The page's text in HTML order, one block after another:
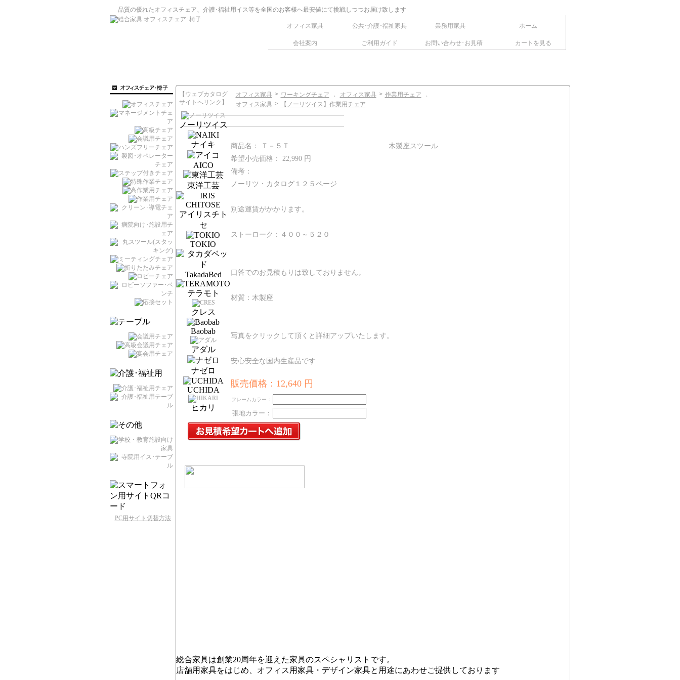
品質の優れたオフィスチェア、介護･福祉用イス等を全国のお客様へ最安値にて挑戦しつつお届け致します
オフィス家具 公共･介護･福祉家具 業務用家具 ホーム
会社案内 ご利用ガイド お問い合わせ･お見積 カートを見る
PC用サイト切替方法
【ウェブカタログ
サイトへリンク】
ノーリツイス
ナイキ
AICO
東洋工芸
アイリスチト
セ
TOKIO
TakadaBed
テラモト
クレス
Baobab
アダル
ナゼロ
UCHIDA
ヒカリ
オフィス家具 > ワーキングチェア , オフィス家具 > 作業用チェア
,
オフィス家具 > 【ノーリツイス】作業用チェア
商品名： Ｔ－５Ｔ 木製座スツール
希望小売価格： 22,990 円
備考：
ノーリツ・カタログ１２５ページ
別途運賃がかかります。
ストーローク：４００～５２０
口答でのお見積もりは致しておりません。
材質：木製座
写真をクリックして頂くと詳細アップいたします。
安心安全な国内生産品です
販売価格：12,640 円
フレームカラー：
張地カラー：
総合家具は創業20周年を迎えた家具のスペシャリストです。
店舗用家具をはじめ、オフィス用家具・デザイン家具と用途にあわせご提供しております